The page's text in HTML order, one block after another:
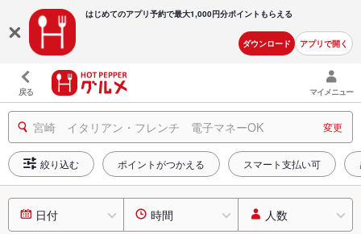
はじめてのアプリ予約で最大1,000円分ポイントもらえる
ダウンロード アプリで開く
戻る マイメニュー
宮崎 イタリアン・フレンチ 電子マネーOK 変更
絞り込む ポイントがつかえる スマート支払い可
日付 時間 人数